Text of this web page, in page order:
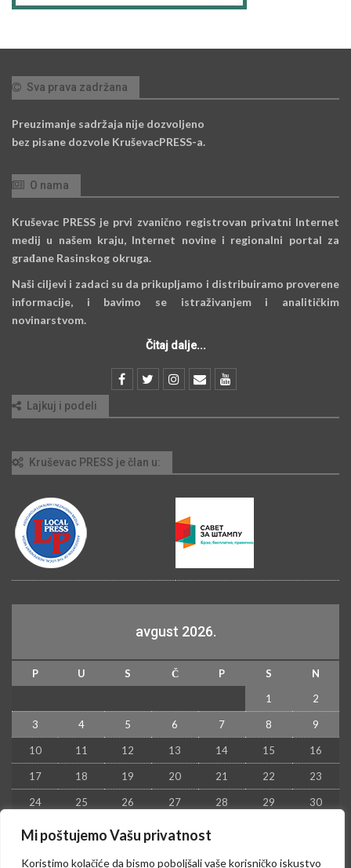
Mi poštujemo Vašu privatnost
Koristimo kolačiće da bismo poboljšali vaše korisničko iskustvo
Sva prava zadržana
Preuzimanje sadržaja nije dozvoljeno
bez pisane dozvole KruševacPRESS-a.
O nama
Kruševac PRESS je prvi zvanično registrovan privatni Internet
medij u našem kraju, Internet novine i regionalni portal za
građane Rasinskog okruga.
Naši ciljevi i zadaci su da prikupljamo i distribuiramo proverene
informacije, i bavimo se istraživanjem i analitičkim
novinarstvom.
Čitaj dalje...
Lajkuj i podeli
Kruševac PRESS je član u:
avgust 2026.
P U S Č P S
N
1
2
3 4 5 6 7 8 9
10 11 12 13 14 15 16
17 18 19 20 21 22 23
24 25 26 27 28 29 30
31